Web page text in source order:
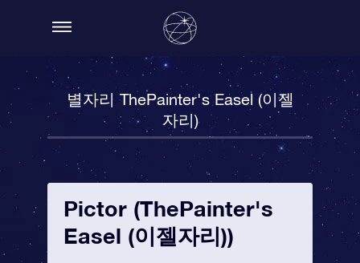
별자리 ThePainter's Easel (이젤
자리)
Pictor (ThePainter's
Easel (이젤자리))